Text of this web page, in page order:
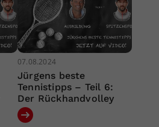
07.08.2024
Jürgens beste
Tennistipps – Teil 6:
Der Rückhandvolley